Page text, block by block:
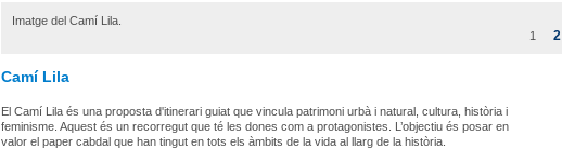
Imatge del Camí Lila.
1
2
Camí Lila
El Camí Lila és una proposta d'itinerari guiat que vincula patrimoni urbà i natural, cultura, història i
feminisme. Aquest és un recorregut que té les dones com a protagonistes. L’objectiu és posar en
valor el paper cabdal que han tingut en tots els àmbits de la vida al llarg de la història.